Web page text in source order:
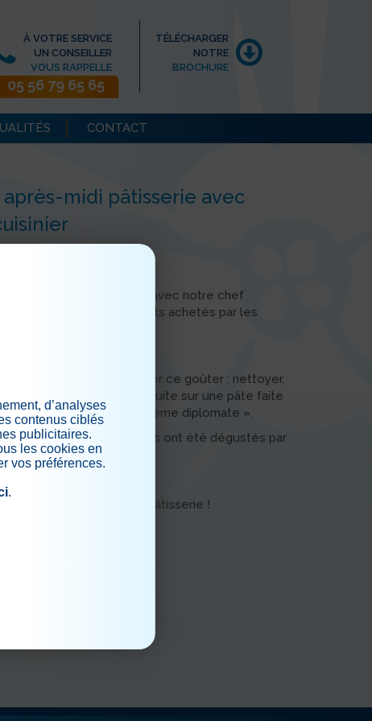
À VOTRE SERVICE
UN CONSEILLER
VOUS RAPPELLE
05 56 79 65 65
TÉLÉCHARGER
NOTRE
BROCHURE
CONTACT
midi pâtisserie avec
nous avons confectionné avec notre chef
et au kiwi, avec les produits achetés par les
des Capucins.
travail pour confectionner ce goûter : nettoyer,
pour les disposer ensuite sur une pâte faite
le tout nappé d’une « crème diplomate ».
en forme de fleur, puis ont été dégustés par
« FRIWI » à cette jolie pâtisserie !
d’analyses
contenus ciblés
publicitaires.
les cookies en
vos préférences.
.